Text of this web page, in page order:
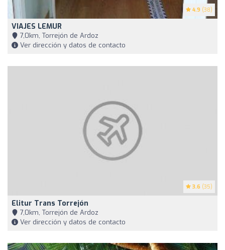
4.9 (38)
VIAJES LEMUR
7,0km, Torrejón de Ardoz
Ver dirección y datos de contacto
3.6 (35)
Elitur Trans Torrejón
7,0km, Torrejón de Ardoz
Ver dirección y datos de contacto